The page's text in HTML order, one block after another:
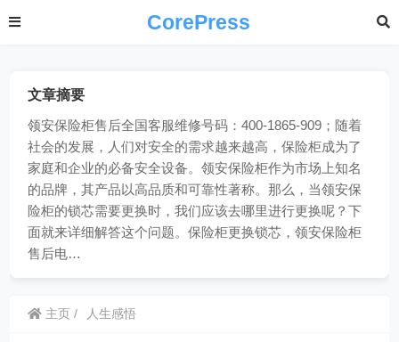
CorePress
文章摘要
领安保险柜售后全国客服维修号码：400-1865-909；随着
社会的发展，人们对安全的需求越来越高，保险柜成为了
家庭和企业的必备安全设备。领安保险柜作为市场上知名
的品牌，其产品以高品质和可靠性著称。那么，当领安保
险柜的锁芯需要更换时，我们应该去哪里进行更换呢？下
面就来详细解答这个问题。保险柜更换锁芯，领安保险柜
售后电…
主页 人生感悟